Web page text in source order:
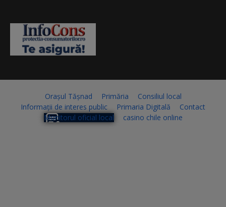
Orașul Tășnad Primăria
Consiliul local
Informații de interes public
Primaria Digitală
Contact
Monitorul oficial local
casino chile online